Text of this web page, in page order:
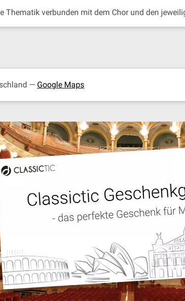
Thematik verbunden mit dem Chor und den
— Google Maps